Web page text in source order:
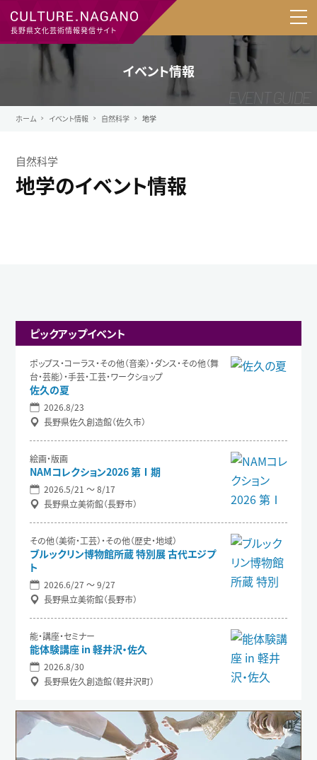
長野県文化芸術情報発信サイト
イベント情報
ホーム イベント情報 自然科学 地学
自然科学
地学のイベント情報
ピックアップイベント
ポップス・コーラス・その他（音楽）・ダンス・その他（舞
台・芸能）・手芸・工芸・ワークショップ
佐久の夏
2026.8/23
長野県佐久創造館（佐久市）
絵画・版画
NAMコレクション2026 第Ⅰ期
2026.5/21 〜 8/17
長野県立美術館（長野市）
その他（美術・工芸）・その他（歴史・地域）
ブルックリン博物館所蔵 特別展 古代エジプ
ト
2026.6/27 〜 9/27
長野県立美術館（長野市）
能・講座・セミナー
能体験講座 in 軽井沢・佐久
2026.8/30
長野県佐久創造館（軽井沢町）